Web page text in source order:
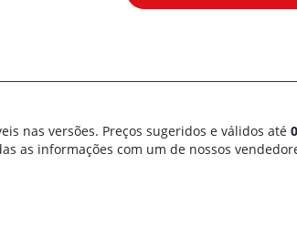
nas versões. Preços sugeridos e válidos até
as informações com um de nossos